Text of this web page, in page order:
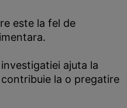
este la fel de
ajuta la
la o pregatire